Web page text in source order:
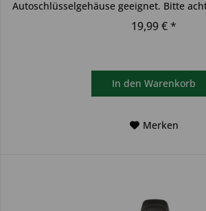
Autoschlüsselgehäuse geeignet. Bitte
19,99 € *
In den Warenkorb
Merken